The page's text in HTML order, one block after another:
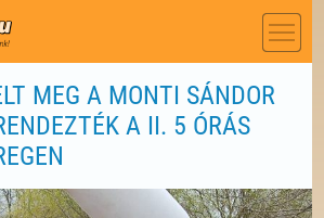
MEG A MONTI SÁNDOR
A II. 5 ÓRÁS